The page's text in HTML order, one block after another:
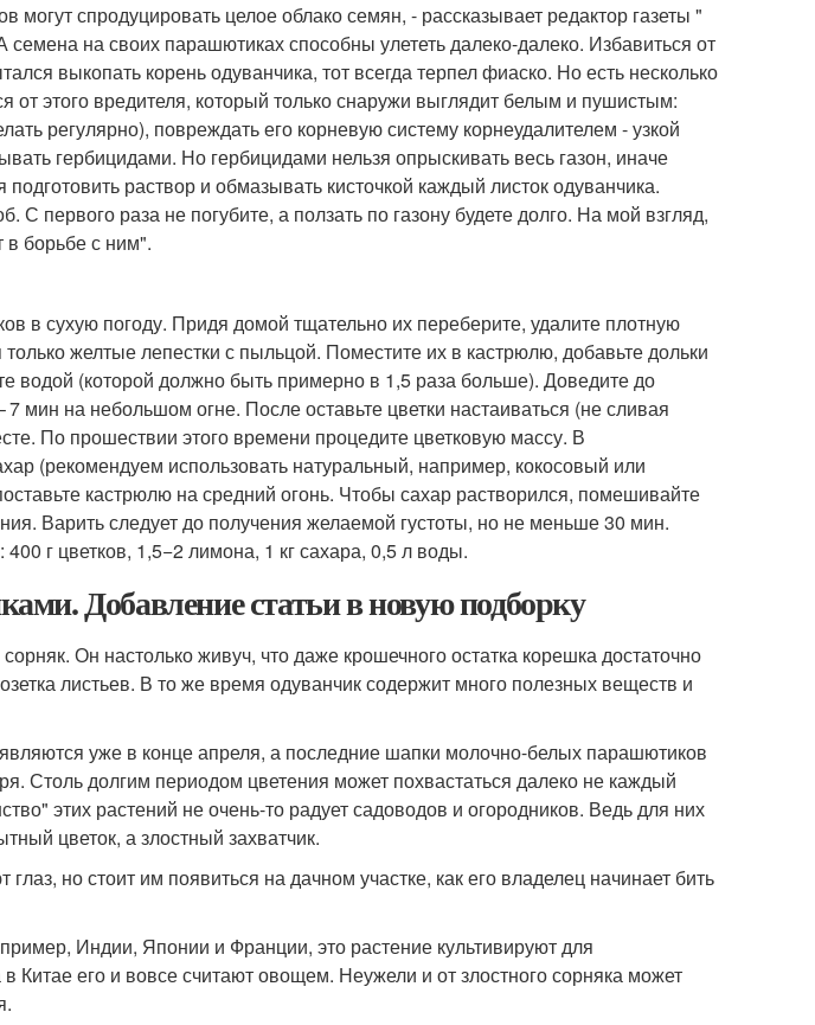
могут спродуцировать целое облако семян, - рассказывает редактор газеты "
на своих парашютиках способны улететь далеко-далеко. Избавиться от
выкопать корень одуванчика, тот всегда терпел фиаско. Но есть несколько
от этого вредителя, который только снаружи выглядит белым и пушистым:
регулярно), повреждать его корневую систему корнеудалителем - узкой
гербицидами. Но гербицидами нельзя опрыскивать весь газон, иначе
раствор и обмазывать кисточкой каждый листок одуванчика.
С первого раза не погубите, а ползать по газону будете долго. На мой взгляд,
в борьбе с ним".
в сухую погоду. Придя домой тщательно их переберите, удалите плотную
желтые лепестки с пыльцой. Поместите их в кастрюлю, добавьте дольки
водой (которой должно быть примерно в 1,5 раза больше). Доведите до
7 мин на небольшом огне. После оставьте цветки настаиваться (не сливая
По прошествии этого времени процедите цветковую массу. В
(рекомендуем использовать натуральный, например, кокосовый или
кастрюлю на средний огонь. Чтобы сахар растворился, помешивайте
Варить следует до получения желаемой густоты, но не меньше 30 мин.
г цветков, 1,5−2 лимона, 1 кг сахара, 0,5 л воды.
Добавление статьи в новую подборку
Он настолько живуч, что даже крошечного остатка корешка достаточно
листьев. В то же время одуванчик содержит много полезных веществ и
уже в конце апреля, а последние шапки молочно-белых парашютиков
Столь долгим периодом цветения может похвастаться далеко не каждый
этих растений не очень-то радует садоводов и огородников. Ведь для них
цветок, а злостный захватчик.
но стоит им появиться на дачном участке, как его владелец начинает бить
Индии, Японии и Франции, это растение культивируют для
Китае его и вовсе считают овощем. Неужели и от злостного сорняка может